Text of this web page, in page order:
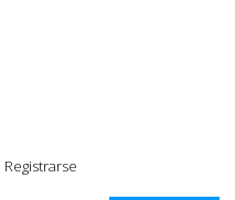
Registrarse